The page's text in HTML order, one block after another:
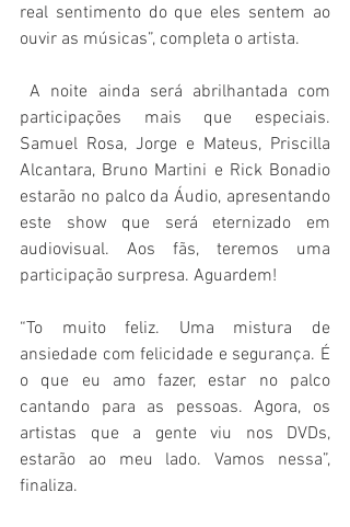
real sentimento do que eles sentem ao
ouvir as músicas”, completa o artista.
A noite ainda será abrilhantada com
participações mais que especiais.
Samuel Rosa, Jorge e Mateus, Priscilla
Alcantara, Bruno Martini e Rick Bonadio
estarão no palco da Áudio, apresentando
este show que será eternizado em
audiovisual. Aos fãs, teremos uma
participação surpresa. Aguardem!
“To muito feliz. Uma mistura de
ansiedade com felicidade e segurança. É
o que eu amo fazer, estar no palco
cantando para as pessoas. Agora, os
artistas que a gente viu nos DVDs,
estarão ao meu lado. Vamos nessa”,
finaliza.